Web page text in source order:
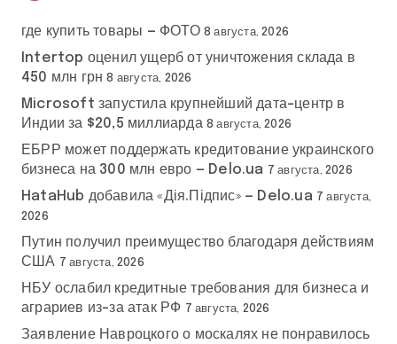
где купить товары — ФОТО 8 августа, 2026
Intertop оценил ущерб от уничтожения склада в
450 млн грн 8 августа, 2026
Microsoft запустила крупнейший дата-центр в
Индии за $20,5 миллиарда 8 августа, 2026
ЕБРР может поддержать кредитование украинского
бизнеса на 300 млн евро — Delo.ua 7 августа, 2026
HataHub добавила «Дія.Підпис» — Delo.ua 7 августа,
2026
Путин получил преимущество благодаря действиям
США 7 августа, 2026
НБУ ослабил кредитные требования для бизнеса и
аграриев из-за атак РФ 7 августа, 2026
Заявление Навроцкого о москалях не понравилось